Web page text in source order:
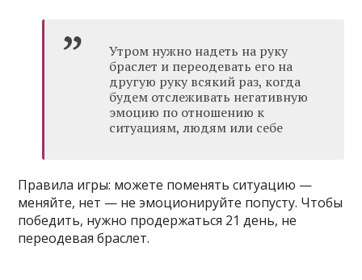
Утром нужно надеть на руку
браслет и переодевать его на
другую руку всякий раз, когда
будем отслеживать негативную
эмоцию по отношению к
ситуациям, людям или себе
Правила игры: можете поменять ситуацию —
меняйте, нет — не эмоционируйте попусту. Чтобы
победить, нужно продержаться 21 день, не
переодевая браслет.